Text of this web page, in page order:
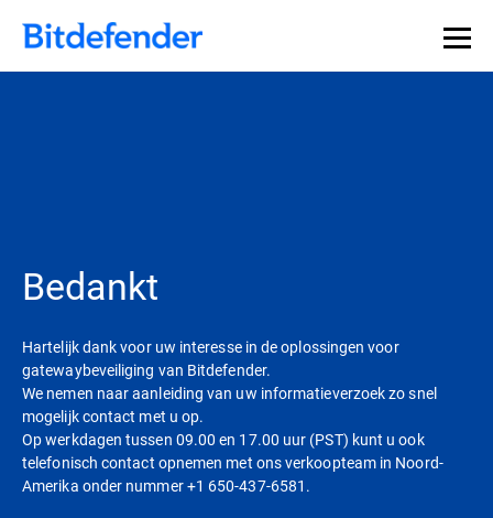
Bedankt
Hartelijk dank voor uw interesse in de oplossingen voor
gatewaybeveiliging van Bitdefender.
We nemen naar aanleiding van uw informatieverzoek zo snel
mogelijk contact met u op.
Op werkdagen tussen 09.00 en 17.00 uur (PST) kunt u ook
telefonisch contact opnemen met ons verkoopteam in Noord-
Amerika onder nummer +1 650-437-6581.